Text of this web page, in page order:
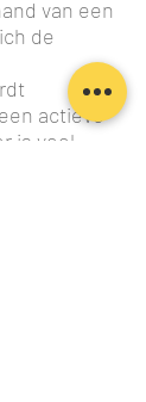
van een
de
actieve
is veel